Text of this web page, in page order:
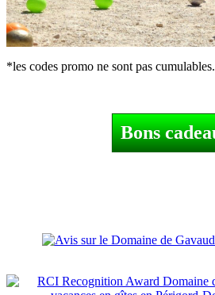
*les codes promo ne sont pas cumulables.